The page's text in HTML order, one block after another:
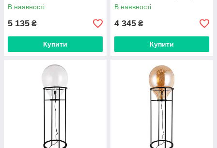
В наявності
5 135 ₴
Купити
В наявності
4 345 ₴
Купити